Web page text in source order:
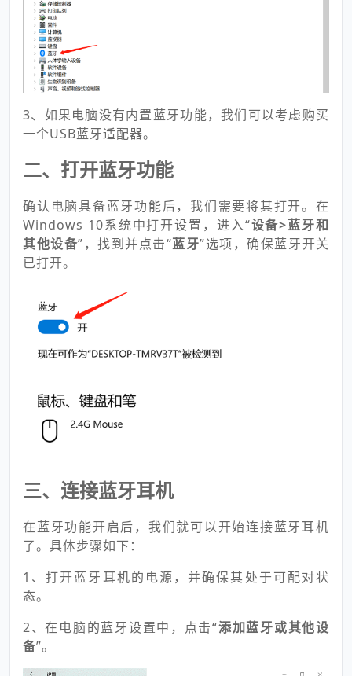
3、如果电脑没有内置蓝牙功能，我们可以考虑购买
一个USB蓝牙适配器。
二、打开蓝牙功能
确认电脑具备蓝牙功能后，我们需要将其打开。在
Windows 10系统中打开设置，进入“设备>蓝牙和
其他设备”，找到并点击“蓝牙”选项，确保蓝牙开关
已打开。
三、连接蓝牙耳机
在蓝牙功能开启后，我们就可以开始连接蓝牙耳机
了。具体步骤如下：
1、打开蓝牙耳机的电源，并确保其处于可配对状
态。
2、在电脑的蓝牙设置中，点击“添加蓝牙或其他设
备”。